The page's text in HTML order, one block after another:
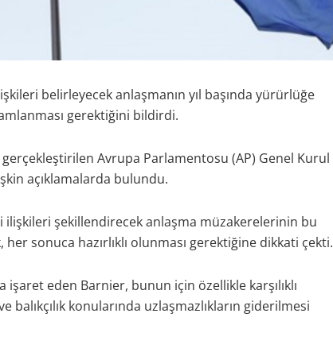
belirleyecek anlaşmanın yıl başında yürürlüğe
gerektiğini bildirdi.
Avrupa Parlamentosu (AP) Genel Kurul
açıklamalarda bulundu.
ilişkileri şekillendirecek anlaşma müzakerelerinin bu
her sonuca hazırlıklı olunması gerektiğine dikkati çekti.
eden Barnier, bunun için özellikle karşılıklı
konularında uzlaşmazlıkların giderilmesi